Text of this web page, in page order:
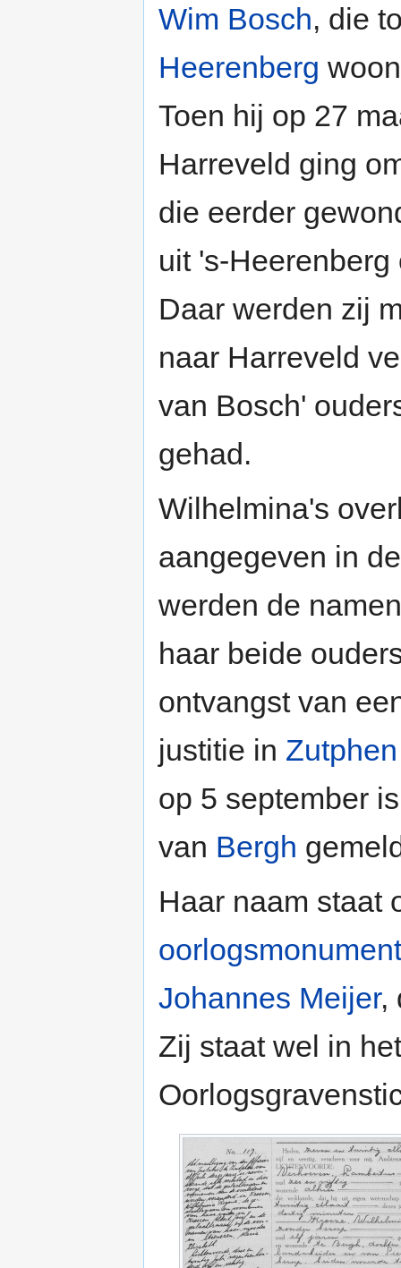
Wim Bosch, die
Heerenberg
Toen hij op 27
Harreveld ging
die eerder
uit 's-
Daar werden zij
naar Harreveld
van Bosch'
gehad.
Wilhelmina's
aangegeven in
werden de
haar beide
ontvangst van
justitie in Zutphen
op 5 september
van Bergh
Haar naam staat
Johannes Meijer,
Zij staat wel in